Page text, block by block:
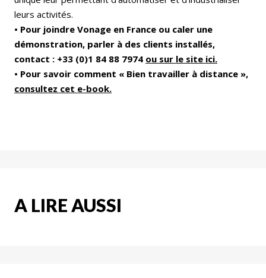
leurs activités.
• Pour joindre Vonage en France ou caler une
démonstration, parler à des clients installés,
contact : +33 (0)1 84 88 7974 ou sur le site ici.
• Pour savoir comment « Bien travailler à distance »,
consultez cet e-book.
A LIRE AUSSI